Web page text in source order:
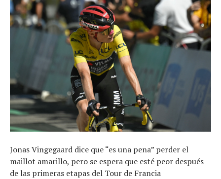
Jonas Vingegaard dice que “es una pena” perder el
maillot amarillo, pero se espera que esté peor después
de las primeras etapas del Tour de Francia